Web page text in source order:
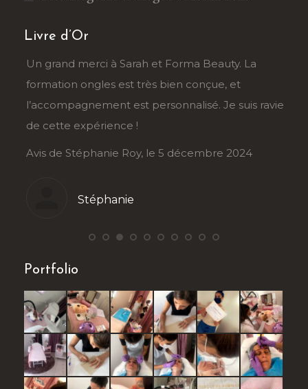
Livre d’Or
Un grand merci à Sarah et Forma Beauty. La
formation ongles est très bien conçue, et
l’accompagnement est personnalisé. Je suis ravie
de cette expérience !
Avis de Stéphanie Roy, le 5 décembre 2024
Stéphanie
Portfolio